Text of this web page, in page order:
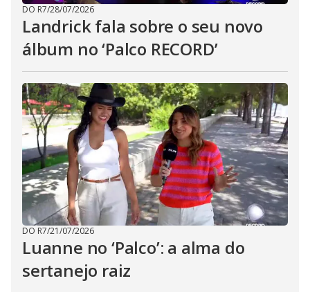
DO R7/28/07/2026
Landrick fala sobre o seu novo
álbum no ‘Palco RECORD’
DO R7/21/07/2026
Luanne no ‘Palco’: a alma do
sertanejo raiz